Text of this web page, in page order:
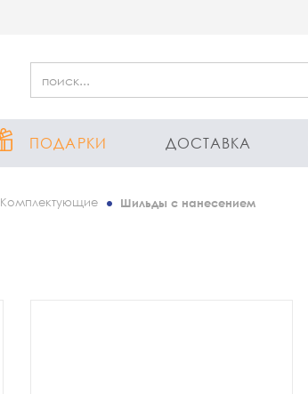
ПОДАРКИ ДОСТАВКА
Комплектующие Шильды с нанесением